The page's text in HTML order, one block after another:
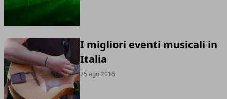
I migliori eventi musicali in
Italia
25 ago 2016